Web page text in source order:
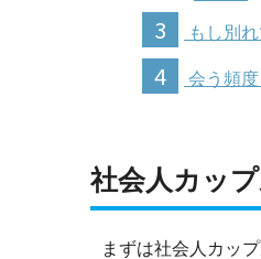
3 もし別
4 会う頻
社会人カッ
まずは社会人カッ